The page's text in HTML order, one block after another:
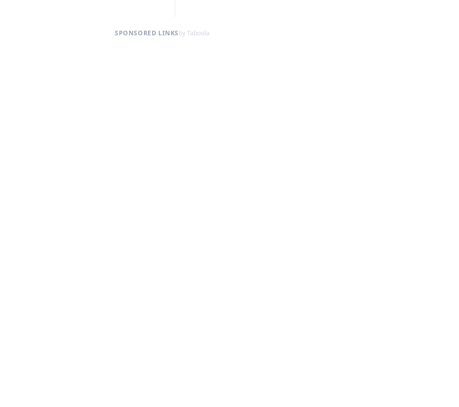
SPONSORED LINKSby Taboola